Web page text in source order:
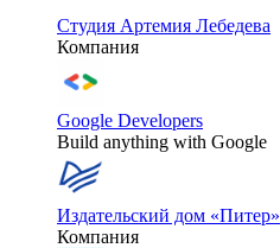
Студия Артемия Лебедева
Компания
Google Developers
Build anything with Google
Издательский дом «Питер»
Компания